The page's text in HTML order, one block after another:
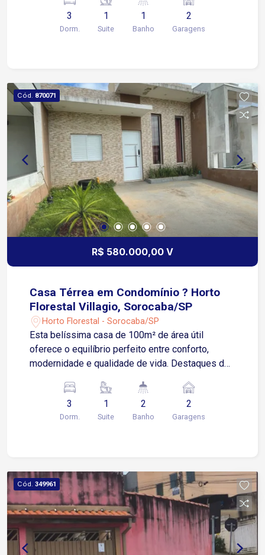
3
Dorm.
1
Suite
1
Banho
2
Garagens
Cód. 870071
R$ 580.000,00 V
Casa Térrea em Condomínio ? Horto
Florestal Villagio, Sorocaba/SP
Horto Florestal - Sorocaba/SP
Esta belíssima casa de 100m² de área útil
oferece o equilíbrio perfeito entre conforto,
modernidade e qualidade de vida. Destaques do
privacidade Sala 2 ambientes com pé-direito alto,
proporcionando amplitude e sofisticação Cozinha
integrada ao espaço gourmet, ideal para receber
Praça de convivência Campo de futebol society
Quadra poliesportiva Playground Pista de
caminhada 2 salões de festas equipados com
churrasqueira, forno e toda a estrutura para seus
eventos Localização Privilegiada: Próximo a
bancos, escolas, faculdades, farmácias,
3
Dorm.
1
Suite
2
Banho
2
Garagens
Cód. 349961